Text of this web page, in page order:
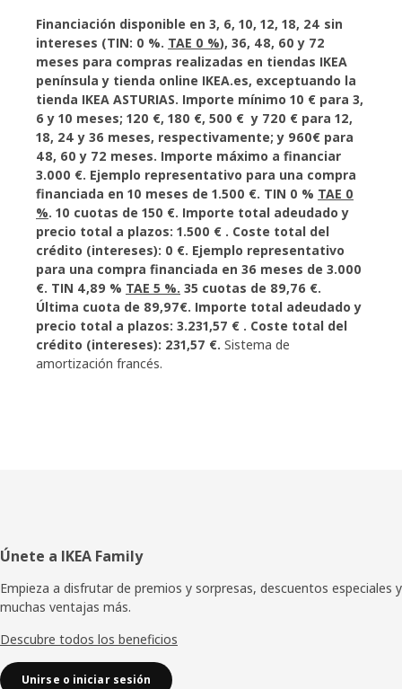
Financiación disponible en 3, 6, 10, 12, 18, 24 sin
intereses (TIN: 0 %. TAE 0 %), 36, 48, 60 y 72
meses para compras realizadas en tiendas IKEA
península y tienda online IKEA.es, exceptuando la
tienda IKEA ASTURIAS. Importe mínimo 10 € para 3,
6 y 10 meses; 120 €, 180 €, 500 € y 720 € para 12,
18, 24 y 36 meses, respectivamente; y 960€ para
48, 60 y 72 meses. Importe máximo a financiar
3.000 €. Ejemplo representativo para una compra
financiada en 10 meses de 1.500 €. TIN 0 % TAE 0
%. 10 cuotas de 150 €. Importe total adeudado y
precio total a plazos: 1.500 € . Coste total del
crédito (intereses): 0 €. Ejemplo representativo
para una compra financiada en 36 meses de 3.000
€. TIN 4,89 % TAE 5 %. 35 cuotas de 89,76 €.
Última cuota de 89,97€. Importe total adeudado y
precio total a plazos: 3.231,57 € . Coste total del
crédito (intereses): 231,57 €. Sistema de
amortización francés.
Pie
de
página
Únete a IKEA Family
Empieza a disfrutar de premios y sorpresas, descuentos especiales y
muchas ventajas más.
Descubre todos los beneficios
Unirse o iniciar sesión